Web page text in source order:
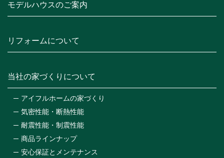
モデルハウスのご案内
リフォームについて
当社の家づくりについて
アイフルホームの家づくり
気密性能・断熱性能
耐震性能・制震性能
商品ラインナップ
安心保証とメンテナンス